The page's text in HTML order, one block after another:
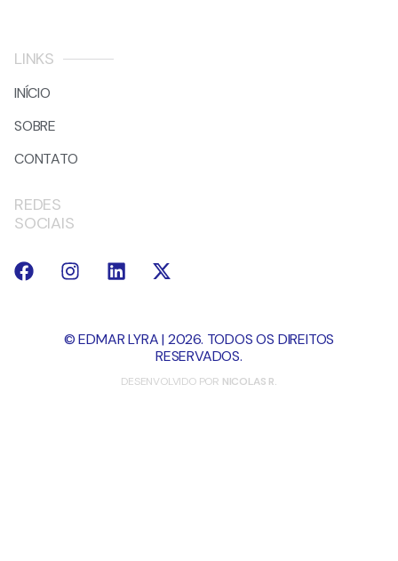
LINKS
INÍCIO
SOBRE
CONTATO
REDES
SOCIAIS
© EDMAR LYRA | 2026. TODOS OS DIREITOS
RESERVADOS.
DESENVOLVIDO POR NICOLAS R.